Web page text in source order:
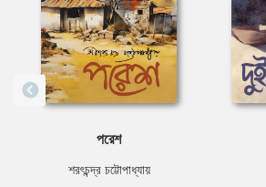
পরেশ
শরৎচন্দ্র চট্টোপাধ্যায়